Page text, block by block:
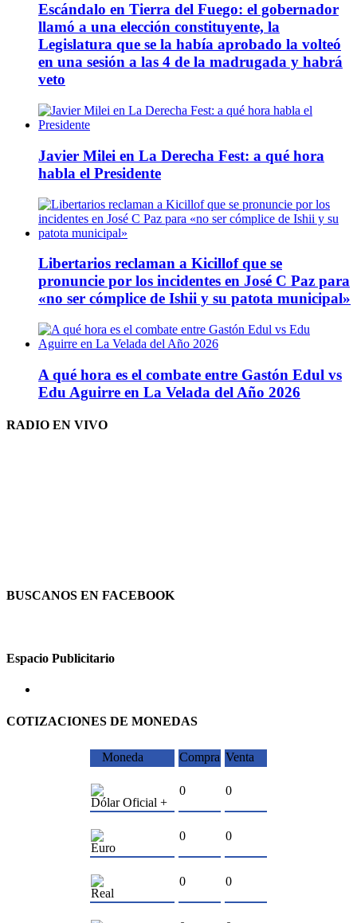
Escándalo en Tierra del Fuego: el gobernador
llamó a una elección constituyente, la
Legislatura que se la había aprobado la volteó
en una sesión a las 4 de la madrugada y habrá
veto
Javier Milei en La Derecha Fest: a qué hora
habla el Presidente
Libertarios reclaman a Kicillof que se
pronuncie por los incidentes en José C Paz para
«no ser cómplice de Ishii y su patota municipal»
A qué hora es el combate entre Gastón Edul vs
Edu Aguirre en La Velada del Año 2026
RADIO EN VIVO
BUSCANOS EN FACEBOOK
Espacio Publicitario
COTIZACIONES DE MONEDAS
Moneda Compra Venta
Dólar Oficial +
0 0
Euro
0 0
Real
0 0